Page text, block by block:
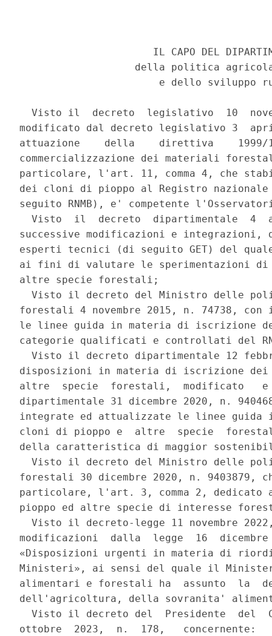
IL CAPO DEL
della politica
e dello sviluppo
Visto il  decreto  legislativo  10
modificato dal decreto legislativo 3
attuazione    della    direttiva
commercializzazione dei materiali
particolare, l'art. 11, comma 4, che
dei cloni di pioppo al Registro
seguito RNMB), e' competente
Visto  il  decreto  dipartimentale  4
successive modificazioni e
esperti tecnici (di seguito GET) del
ai fini di valutare le sperimentazioni
altre specie forestali;
Visto il decreto del Ministro delle
forestali 4 novembre 2015, n. 74738,
le linee guida in materia di iscrizione
categorie qualificati e controllati del
Visto il decreto dipartimentale 12
disposizioni in materia di iscrizione
altre  specie  forestali,  modificato
dipartimentale 31 dicembre 2020, n.
integrate ed attualizzate le linee guida
cloni di pioppo e  altre  specie
della caratteristica di maggior
Visto il decreto del Ministro delle
forestali 30 dicembre 2020, n. 9403879,
particolare, l'art. 3, comma 2,
pioppo ed altre specie di interesse
Visto il decreto-legge 11 novembre
modificazioni  dalla  legge  16
«Disposizioni urgenti in materia di
Ministeri», ai sensi del quale il
alimentari e forestali ha  assunto  la
dell'agricoltura, della sovranita'
Visto il decreto del  Presidente  del
ottobre  2023,  n.  178,   concernente: